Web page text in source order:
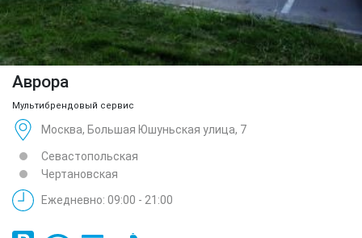
Аврора
Мультибрендовый сервис
Москва, Большая Юшуньская улица, 7
Севастопольская
Чертановская
Ежедневно: 09:00 - 21:00